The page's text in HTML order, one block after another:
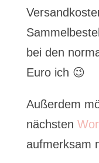
bei den
Euro ich 😉
Außerdem
nächsten
aufmerksam